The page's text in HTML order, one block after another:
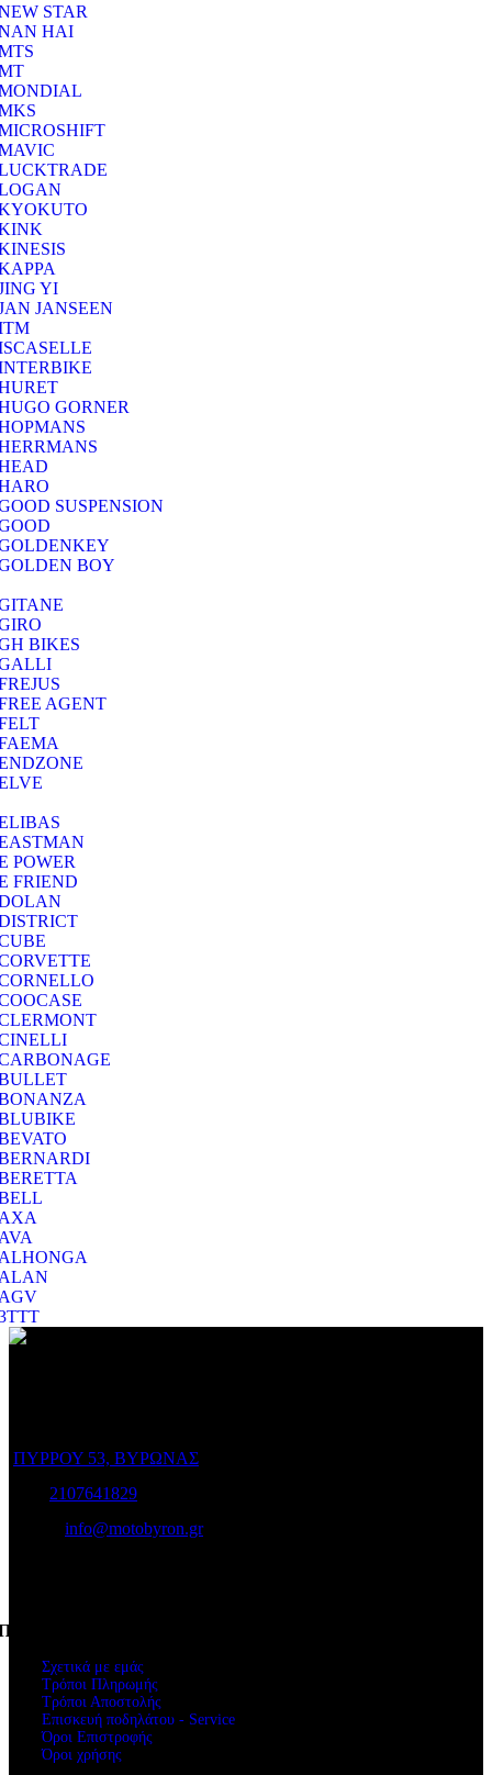
STAR
HAI
YI
JANSEEN
GORNER
SUSPENSION
BOY
BIKES
AGENT
POWER
FRIEND
ΠΥΡΡΟΥ 53, ΒΥΡΩΝΑΣ
2107641829
info@motobyron.gr
Σχετικά με εμάς
Τρόποι Πληρωμής
Τρόποι Αποστολής
Επισκευή ποδηλάτου - Service
Όροι Επιστροφής
Όροι χρήσης